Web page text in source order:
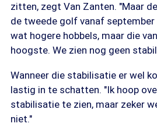
zitten, zegt Van Zanten. "Maar
de tweede golf vanaf
wat hogere hobbels, maar die
hoogste. We zien nog geen
Wanneer die stabilisatie er wel
lastig in te schatten. "Ik hoop
stabilisatie te zien, maar zeker
niet."